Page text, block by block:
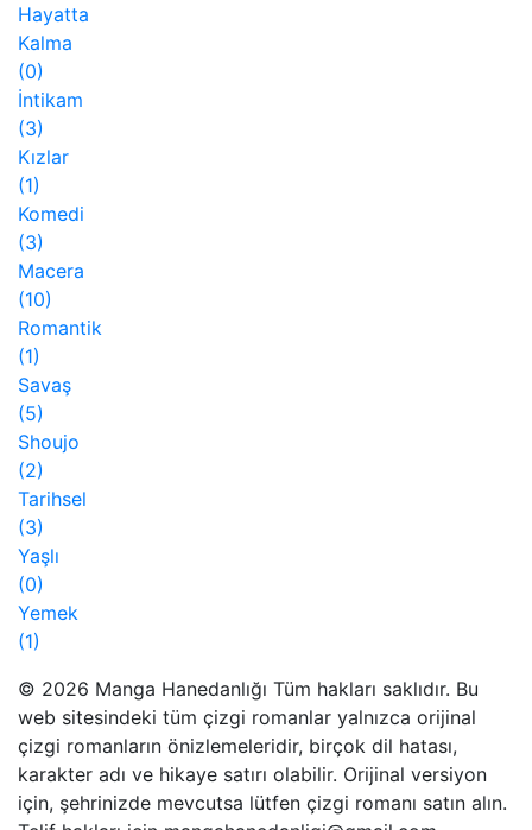
Hayatta
Kalma
(0)
İntikam
(3)
Kızlar
(1)
Komedi
(3)
Macera
(10)
Romantik
(1)
Savaş
(5)
Shoujo
(2)
Tarihsel
(3)
Yaşlı
(0)
Yemek
(1)
© 2026 Manga Hanedanlığı Tüm hakları saklıdır. Bu
web sitesindeki tüm çizgi romanlar yalnızca orijinal
çizgi romanların önizlemeleridir, birçok dil hatası,
karakter adı ve hikaye satırı olabilir. Orijinal versiyon
için, şehrinizde mevcutsa lütfen çizgi romanı satın alın.